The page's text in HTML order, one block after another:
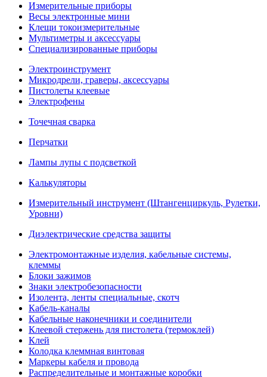
Измерительные приборы
Весы электронные мини
Клещи токоизмерительные
Мультиметры и аксессуары
Специализированные приборы
Электроинструмент
Микродрели, граверы, аксессуары
Пистолеты клеевые
Электрофены
Точечная сварка
Перчатки
Лампы лупы с подсветкой
Калькуляторы
Измерительный инструмент (Штангенциркуль, Рулетки,
Уровни)
Диэлектрические средства защиты
Электромонтажные изделия, кабельные системы,
клеммы
Блоки зажимов
Знаки электробезопасности
Изолента, ленты специальные, скотч
Кабель-каналы
Кабельные наконечники и соединители
Клеевой стержень для пистолета (термоклей)
Клей
Колодка клеммная винтовая
Маркеры кабеля и провода
Распределительные и монтажные коробки